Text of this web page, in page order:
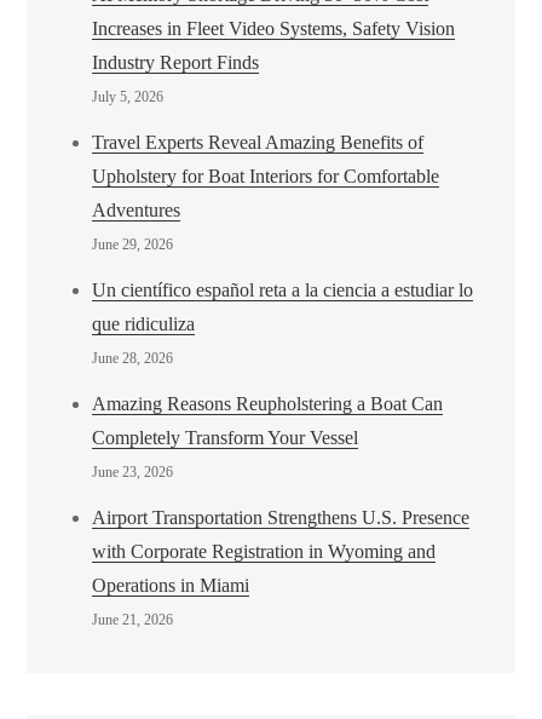
Increases in Fleet Video Systems, Safety Vision
Industry Report Finds
July 5, 2026
Travel Experts Reveal Amazing Benefits of
Upholstery for Boat Interiors for Comfortable
Adventures
June 29, 2026
Un científico español reta a la ciencia a estudiar lo
que ridiculiza
June 28, 2026
Amazing Reasons Reupholstering a Boat Can
Completely Transform Your Vessel
June 23, 2026
Airport Transportation Strengthens U.S. Presence
with Corporate Registration in Wyoming and
Operations in Miami
June 21, 2026